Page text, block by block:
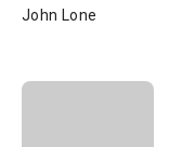
John Lone